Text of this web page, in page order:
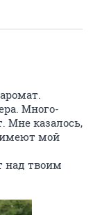
Много-
Мне казалось,
имеют мой
над твоим